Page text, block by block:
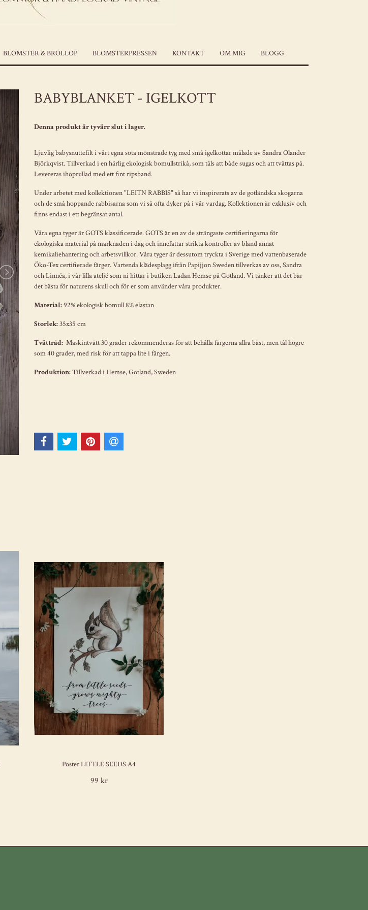
BLOMSTER & BRÖLLOP BLOMSTERPRESSEN KONTAKT OM MIG BLOGG
BABYBLANKET - IGELKOTT
Denna produkt är tyvärr slut i lager.
Ljuvlig babysnuttefilt i vårt egna söta mönstrade tyg med små igelkottar målade av Sandra Olander
Björkqvist. Tillverkad i en härlig ekologisk bomullstrikå, som tåls att både sugas och att tvättas på.
Levereras ihoprullad med ett fint ripsband.
Under arbetet med kollektionen "LEITN RABBIS" så har vi inspirerats av de gotländska skogarna
och de små hoppande rabbisarna som vi så ofta dyker på i vår vardag. Kollektionen är exklusiv och
finns endast i ett begränsat antal.
Våra egna tyger är GOTS klassificerade. GOTS är en av de strängaste certifieringarna för
ekologiska material på marknaden i dag och innefattar strikta kontroller av bland annat
kemikaliehantering och arbetsvillkor. Våra tyger är dessutom tryckta i Sverige med vattenbaserade
Öko-Tex certifierade färger. Vartenda klädesplagg ifrån Papijjon Sweden tillverkas av oss, Sandra
och Linnéa, i vår lilla ateljé som ni hittar i butiken Ladan Hemse på Gotland. Vi tänker att det bär
det bästa för naturens skull och för er som använder våra produkter.
Material:92% ekologisk bomull 8% elastan
Storlek:35x35 cm
Tvättråd: Maskintvätt 30 grader rekommenderas för att behålla färgerna allra bäst, men tål högre
som 40 grader, med risk för att tappa lite i färgen.
Produktion:Tillverkad i Hemse, Gotland, Sweden
Poster LITTLE SEEDS A4
99 kr